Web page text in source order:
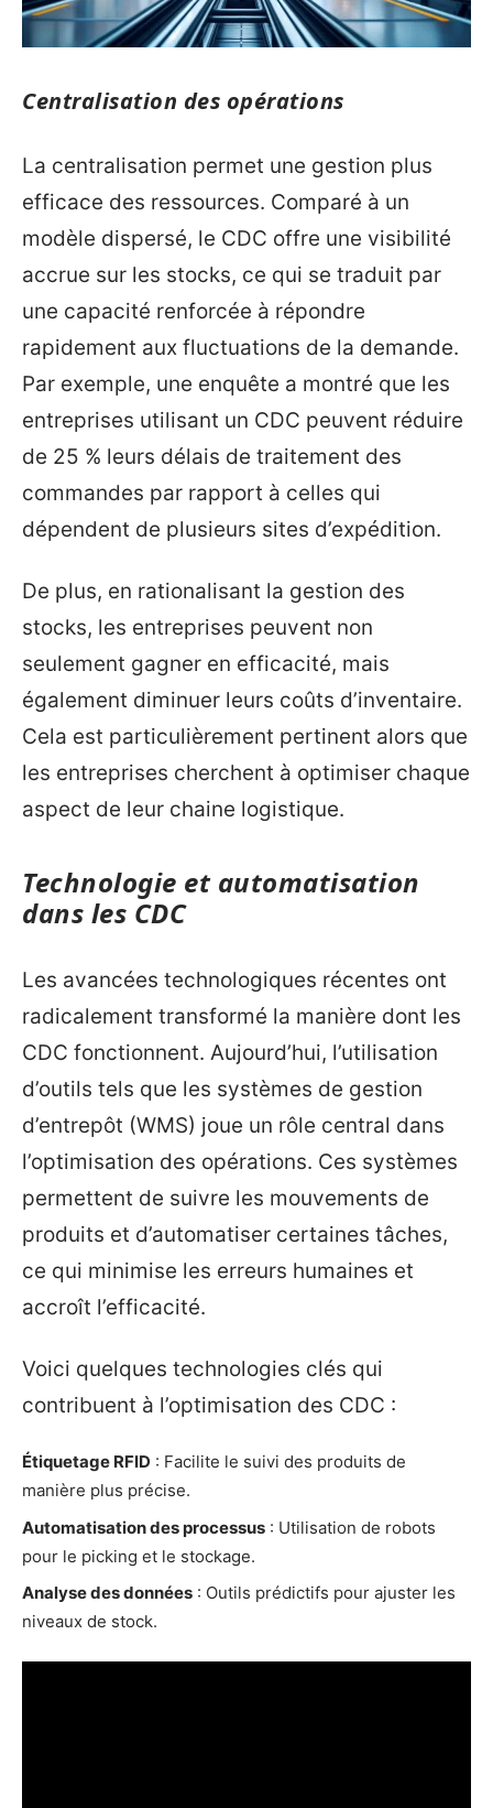
Centralisation des opérations
La centralisation permet une gestion plus
efficace des ressources. Comparé à un
modèle dispersé, le CDC offre une visibilité
accrue sur les stocks, ce qui se traduit par
une capacité renforcée à répondre
rapidement aux fluctuations de la demande.
Par exemple, une enquête a montré que les
entreprises utilisant un CDC peuvent réduire
de 25 % leurs délais de traitement des
commandes par rapport à celles qui
dépendent de plusieurs sites d’expédition.
De plus, en rationalisant la gestion des
stocks, les entreprises peuvent non
seulement gagner en efficacité, mais
également diminuer leurs coûts d’inventaire.
Cela est particulièrement pertinent alors que
les entreprises cherchent à optimiser chaque
aspect de leur chaine logistique.
Technologie et automatisation
dans les CDC
Les avancées technologiques récentes ont
radicalement transformé la manière dont les
CDC fonctionnent. Aujourd’hui, l’utilisation
d’outils tels que les systèmes de gestion
d’entrepôt (WMS) joue un rôle central dans
l’optimisation des opérations. Ces systèmes
permettent de suivre les mouvements de
produits et d’automatiser certaines tâches,
ce qui minimise les erreurs humaines et
accroît l’efficacité.
Voici quelques technologies clés qui
contribuent à l’optimisation des CDC :
Étiquetage RFID : Facilite le suivi des produits de
manière plus précise.
Automatisation des processus : Utilisation de robots
pour le picking et le stockage.
Analyse des données : Outils prédictifs pour ajuster les
niveaux de stock.